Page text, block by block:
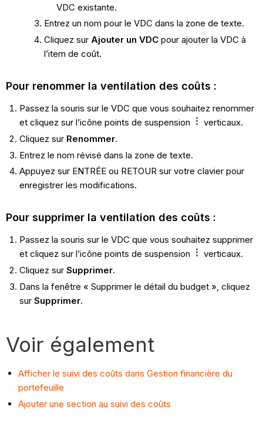
VDC existante.
Entrez un nom pour le VDC dans la zone de texte.
Cliquez sur Ajouter un VDC pour ajouter la VDC à
l’item de coût.
Pour renommer la ventilation des coûts :
Passez la souris sur le VDC que vous souhaitez renommer
et cliquez sur l’icône points de suspension
verticaux.
Cliquez sur Renommer.
Entrez le nom révisé dans la zone de texte.
Appuyez sur ENTRÉE ou RETOUR sur votre clavier pour
enregistrer les modifications.
Pour supprimer la ventilation des coûts :
Passez la souris sur le VDC que vous souhaitez supprimer
et cliquez sur l’icône points de suspension
verticaux.
Cliquez sur Supprimer.
Dans la fenêtre « Supprimer le détail du budget », cliquez
sur Supprimer.
Voir également
Afficher le suivi des coûts dans Gestion financière du
portefeuille
Ajouter une section au suivi des coûts